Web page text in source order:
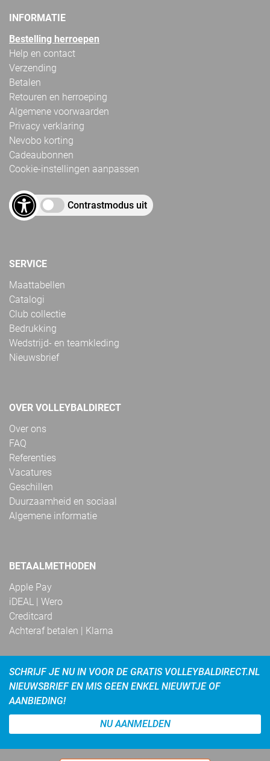
INFORMATIE
Bestelling herroepen
Help en contact
Verzending
Betalen
Retouren en herroeping
Algemene voorwaarden
Privacy verklaring
Nevobo korting
Cadeaubonnen
Cookie-instellingen aanpassen
Contrastmodus uit
SERVICE
Maattabellen
Catalogi
Club collectie
Bedrukking
Wedstrijd- en teamkleding
Nieuwsbrief
OVER VOLLEYBALDIRECT
Over ons
FAQ
Referenties
Vacatures
Geschillen
Duurzaamheid en sociaal
Algemene informatie
BETAALMETHODEN
Apple Pay
iDEAL | Wero
Creditcard
Achteraf betalen | Klarna
SCHRIJF JE NU IN VOOR DE GRATIS VOLLEYBALDIRECT.NL
NIEUWSBRIEF EN MIS GEEN ENKEL NIEUWTJE OF
AANBIEDING!
NU AANMELDEN